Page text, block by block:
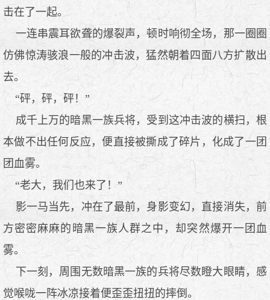
击在了一起。
一连串震耳欲聋的爆裂声，顿时响彻全场，那一圈圈
仿佛惊涛骇浪一般的冲击波，猛然朝着四面八方扩散出
去。
“砰，砰，砰！”
成千上万的暗黑一族兵将，受到这冲击波的横扫，根
本做不出任何反应，便直接被撕成了碎片，化成了一团
团血雾。
“老大，我们也来了！”
影一马当先，冲在了最前，身影变幻，直接消失，前
方密密麻麻的暗黑一族人群之中，却突然爆开一团血
雾。
下一刻，周围无数暗黑一族的兵将尽数瞪大眼睛，感
觉喉咙一阵冰凉接着便歪歪扭扭的摔倒。